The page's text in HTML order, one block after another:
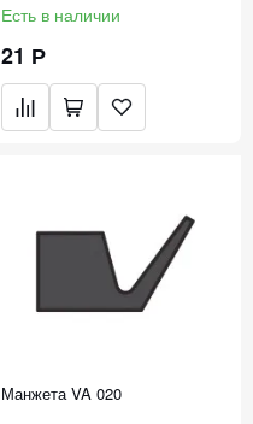
Есть в наличии
21 Р
Манжета VA 020